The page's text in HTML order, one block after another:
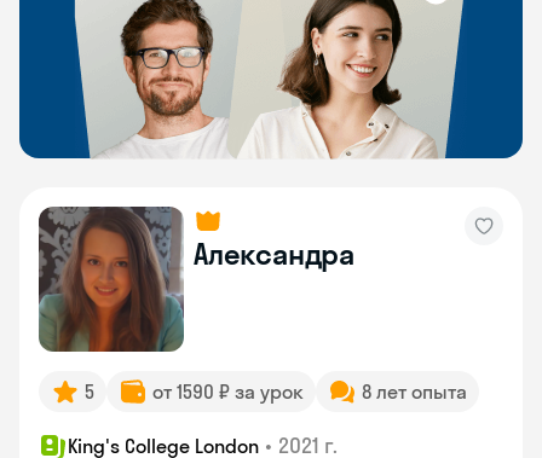
Александра
5 от 1590 ₽ за урок 8 лет опыта
King's College London • 2021 г.